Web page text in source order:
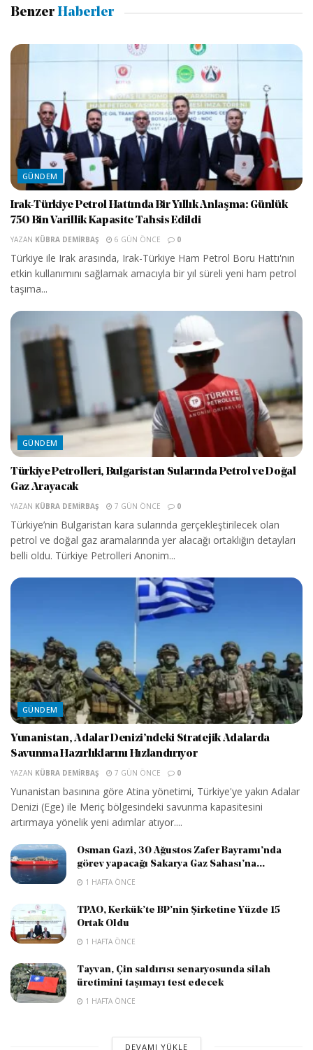
Benzer Haberler
GÜNDEM
Irak-Türkiye Petrol Hattında Bir Yıllık Anlaşma: Günlük
750 Bin Varillik Kapasite Tahsis Edildi
YAZAN KÜBRA DEMIRBAŞ 6 GÜN ÖNCE 0
Türkiye ile Irak arasında, Irak-Türkiye Ham Petrol Boru Hattı'nın
etkin kullanımını sağlamak amacıyla bir yıl süreli yeni ham petrol
taşıma...
GÜNDEM
Türkiye Petrolleri, Bulgaristan Sularında Petrol ve Doğal
Gaz Arayacak
YAZAN KÜBRA DEMIRBAŞ 7 GÜN ÖNCE 0
Türkiye’nin Bulgaristan kara sularında gerçekleştirilecek olan
petrol ve doğal gaz aramalarında yer alacağı ortaklığın detayları
belli oldu. Türkiye Petrolleri Anonim...
GÜNDEM
Yunanistan, Adalar Denizi’ndeki Stratejik Adalarda
Savunma Hazırlıklarını Hızlandırıyor
YAZAN KÜBRA DEMIRBAŞ 7 GÜN ÖNCE 0
Yunanistan basınına göre Atina yönetimi, Türkiye'ye yakın Adalar
Denizi (Ege) ile Meriç bölgesindeki savunma kapasitesini
artırmaya yönelik yeni adımlar atıyor....
Osman Gazi, 30 Ağustos Zafer Bayramı’nda
görev yapacağı Sakarya Gaz Sahası’na...
1 HAFTA ÖNCE
TPAO, Kerkük’te BP’nin Şirketine Yüzde 15
Ortak Oldu
1 HAFTA ÖNCE
Tayvan, Çin saldırısı senaryosunda silah
üretimini taşımayı test edecek
1 HAFTA ÖNCE
DEVAMI YÜKLE